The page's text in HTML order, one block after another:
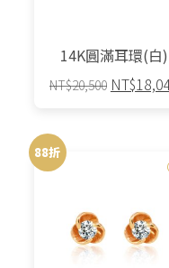
14K圓滿耳環(白)
NT$20,500 原
NT$
88折